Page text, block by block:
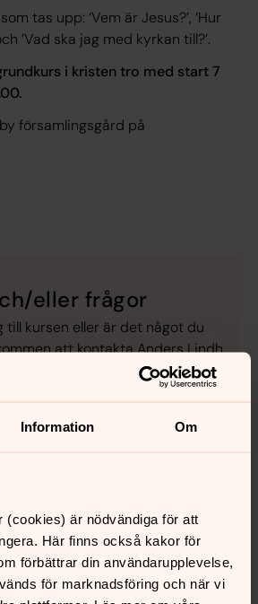
Information Om
(cookies) är nödvändiga för att
Här finns också kakor för
förbättrar din användarupplevelse,
för marknadsföring och när vi
tas upp: ‘Vem är Jesus?’, ‘Hur
’Vad ska jag med kyrkan till?’.
i kristen tro med start 7
församlingsgård på
eller frågor
till kursen eller är det något du
att kontakta Anders Lindh
149 04.